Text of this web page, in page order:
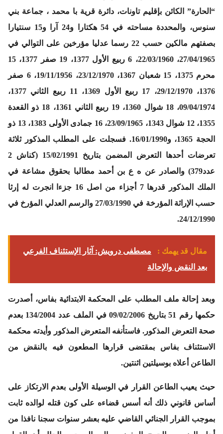
“الحارة” الكائن بإقليم تاونات، دائرة قرية با محمد ، جماعة بني
سنوس، والمحددة مساحته في 54 هكتارا و24 آرا و15 سنتيارا
بصفتهم مالكين حسب 22 رسما عدليا مؤرخين على التوالي في
27/04/1965، 22/03/1960، 6 ربيع الأول 1377، 19 صفر 1377، 15
محرم 1375، 15 شعبان 1367، 23/12/1970، 19/11/1956، 6 صفر
1376، 29/12/1970، 17 ربيع الأول 1369، 11 ربيع الثاني 1377،
09/04/1974، 18 شوال 1360، 19 ربيع الثاني 1361، 18 ذو القعدة
1355، 12 شوال 1343، 23/09/1965، 16 جمادى الأولى 1383، 13 ذو
الحجة 1365، و16/01/1990. فسجلت على المطلب المذكور ثلاثة
تعرضات أحدها
التعرض
المضمن بتاريخ 15/02/1991 (كناش 2
عدد379) والصادر عن ه ع بن أحمد مطالبا بحقوق مشاعة في
الملك المذكور قدرها 7 أجزاء من اصل 16 جزءا انجرت له إرثا
حسب الإراثة المؤرخة في 27/03/1990 والرسم العدلي المؤرخ في
24/12/1990.
مقال قد يهمك :
مصطفى درويش: آثار الإستئناف الفرعي
بعد النقض والإحالة
وبعد إحالة ملف المطلب على المحكمة الابتدائية بفاس،
أصدرت
حكمها رقم 51 بتاريخ 09/02/2006 في الملف عدد 134/2004
بعدم
صحة التعرض المذكور. فاستأنفه المتعرض المذكور وأيدته محكمة
الاستئناف بفاس بمقتضى قرارها المطعون فيه بالنقض من
الطاعن أعلاه بوسيلتين اثنتين.
حيث يعيب الطاعن القرار في الوسيلة الأولى بعدم الارتكاز على
أساس قانوني ذلك أنه أسس قضاءه على كون قتله لوالده ثابت
بموجب القرار الجنائي القاضي عليه بعشر سنوات سجنا نافذا من